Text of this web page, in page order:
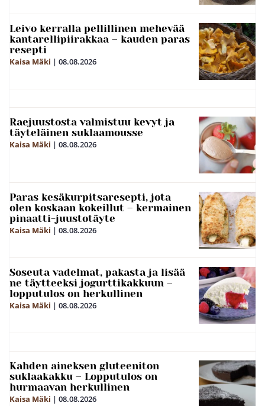
Leivo kerralla pellillinen mehevää
kantarellipiirakkaa – kauden paras
resepti
Kaisa Mäki | 08.08.2026
Raejuustosta valmistuu kevyt ja
täyteläinen suklaamousse
Kaisa Mäki | 08.08.2026
Paras kesäkurpitsaresepti, jota
olen koskaan kokeillut – kermainen
pinaatti-juustotäyte
Kaisa Mäki | 08.08.2026
Soseuta vadelmat, pakasta ja lisää
ne täytteeksi jogurttikakkuun –
lopputulos on herkullinen
Kaisa Mäki | 08.08.2026
Kahden aineksen gluteeniton
suklaakakku – Lopputulos on
hurmaavan herkullinen
Kaisa Mäki | 08.08.2026